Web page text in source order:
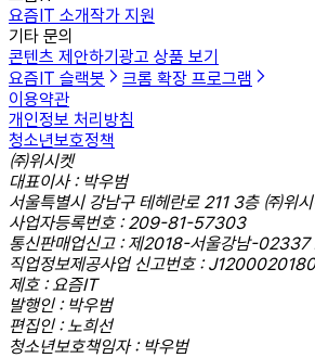
요즘IT 소개작가 지원
기타 문의
콘텐츠 제안하기 광고 상품 보기
요즘IT 슬랙봇
크롬 확장 프로그램
이용약관
개인정보 처리방침
청소년보호정책
㈜위시켓
대표이사 : 박우범
서울특별시 강남구 테헤란로 211 3층 ㈜위
사업자등록번호 : 209-81-57303
통신판매업신고 : 제2018-서울강남-02337
직업정보제공사업 신고번호 :
제호 : 요즘IT
발행인 : 박우범
편집인 : 노희선
청소년보호책임자 : 박우범